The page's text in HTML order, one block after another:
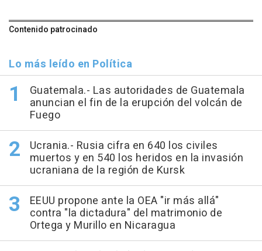
Contenido patrocinado
Lo más leído en Política
Guatemala.- Las autoridades de Guatemala
anuncian el fin de la erupción del volcán de
Fuego
Ucrania.- Rusia cifra en 640 los civiles
muertos y en 540 los heridos en la invasión
ucraniana de la región de Kursk
EEUU propone ante la OEA "ir más allá"
contra "la dictadura" del matrimonio de
Ortega y Murillo en Nicaragua